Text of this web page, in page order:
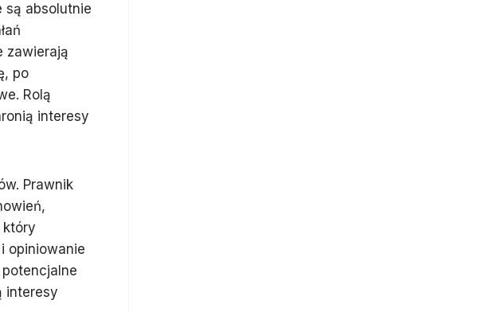
są absolutnie
zawierają
po
Rolą
interesy
Prawnik
który
opiniowanie
interesy